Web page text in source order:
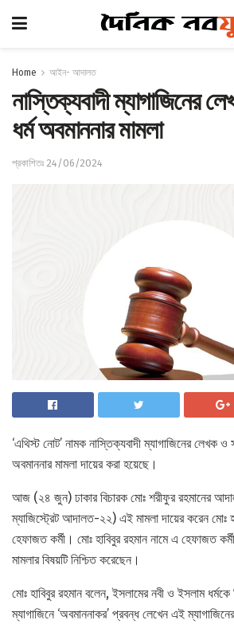
Home আইন- আদালত
নাস্তিক্যবাদী ম্যাগাজিনের
ধর্ম অবমাননার মামলা
প্রকাশিতঃ 24/06/2024
‘এথিস্ট নোট’ নামক নাস্তিক্যবাদী ম্যাগাজিনের লেখক ও
অবমাননার মামলা দায়ের করা হয়েছে।
আজ (২৪ জুন) ঢাকার বিচারক মোঃ শরীফুর রহমানের
ম্যাজিস্ট্রেট আদালত-২২) এই মামলা দায়ের করেন মোঃ
হেফাজত কর্মী। মোঃ হাবিবুর রহমান নামে এ হেফাজত
মামলার বিষয়টি নিশ্চিত করেছেন।
মোঃ হাবিবুর রহমান বলেন, ইসলামের নবী ও ইসলাম ধর্মকে
ম্যাগাজিনে ‘অবমাননাকর’ প্রবন্ধ লেখেন এই